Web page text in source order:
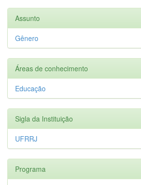
Assunto
Gênero
Áreas de conhecimento
Educação
Sigla da Instituição
UFRRJ
Programa